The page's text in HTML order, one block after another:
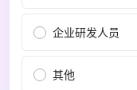
企业研发人员
其他